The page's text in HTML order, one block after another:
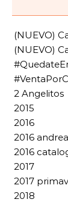
(NUEVO)
(NUEVO)
2 Angelitos
2015
2016
2016 andrea
2016
2017
2017
2018